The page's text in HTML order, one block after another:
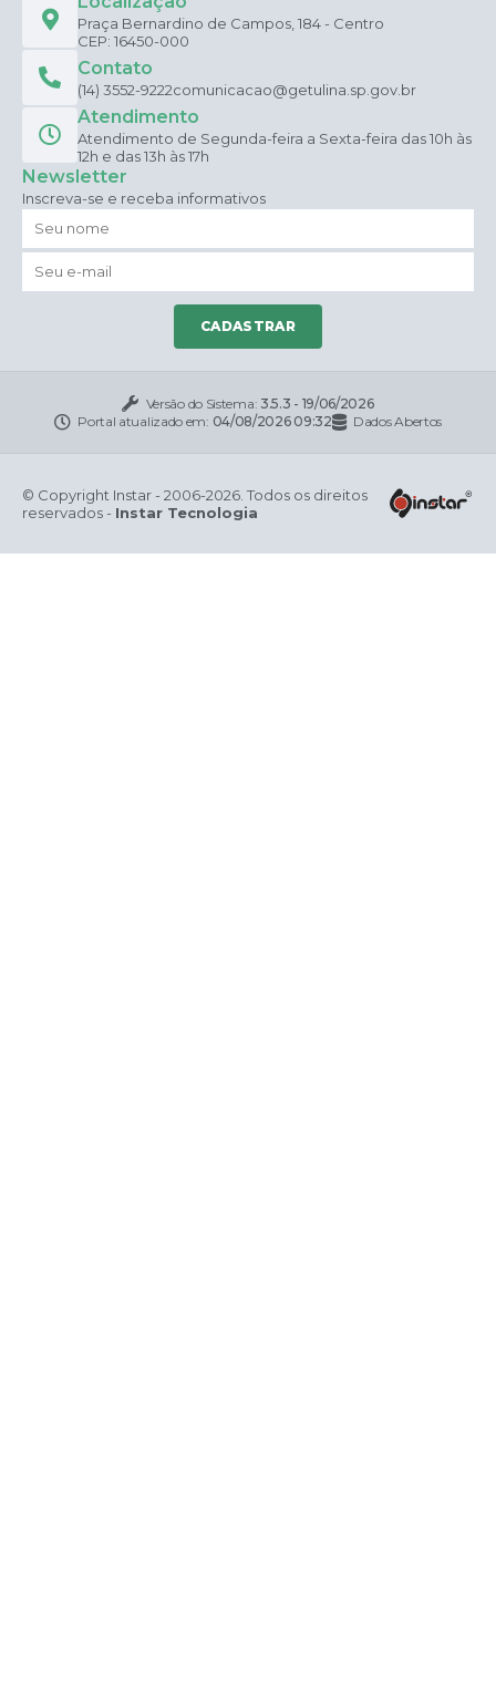
Praça Bernardino de Campos, 184 - Centro
CEP: 16450-000
Contato
(14) 3552-9222comunicacao@getulina.sp.gov.br
Atendimento
Atendimento de Segunda-feira a Sexta-feira das 10h às
12h e das 13h às 17h
Newsletter
Inscreva-se e receba informativos
CADASTRAR
Versão do Sistema: 3.5.3 - 19/06/2026
Portal atualizado em: 04/08/2026 09:32 Dados Abertos
© Copyright Instar - 2006-2026. Todos os direitos
reservados - Instar Tecnologia